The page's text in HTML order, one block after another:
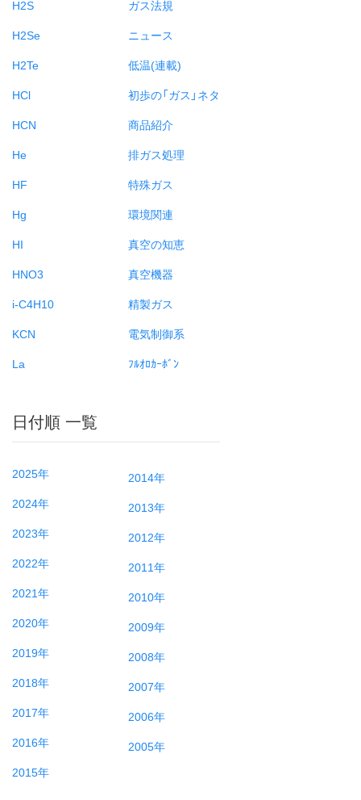
H2S
H2Se
H2Te
HCl
HCN
He
HF
Hg
HI
HNO3
i-C4H10
KCN
La
ガス法規
ニュース
低温(連載)
初歩の「ガス」ネタ
商品紹介
排ガス処理
特殊ガス
環境関連
真空の知恵
真空機器
精製ガス
電気制御系
ﾌﾙｵﾛｶｰﾎﾞﾝ
日付順 一覧
2025年
2024年
2023年
2022年
2021年
2020年
2019年
2018年
2017年
2016年
2015年
2014年
2013年
2012年
2011年
2010年
2009年
2008年
2007年
2006年
2005年